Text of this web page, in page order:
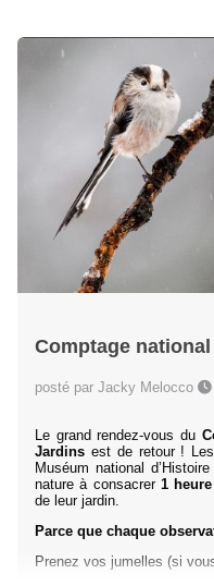
Comptage
posté par Jacky Melocco
Le grand rendez-vous du
Jardins est de retour !
Muséum national
nature à consacrer 1
de leur jardin.
Parce que chaque
Prenez vos jumelles (si